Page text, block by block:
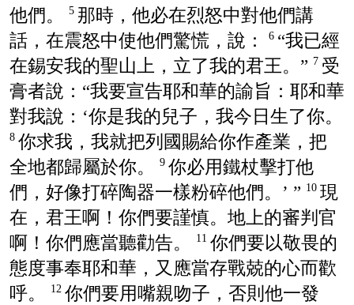
他們。
5 那時，他必在烈怒中對他們講
話，在震怒中使他們驚慌，說：
6 “我已經
在錫安我的聖山上，立了我的君王。” 7 受
膏者說：“我要宣告耶和華的諭旨：耶和華
對我說：‘你是我的兒子，我今日生了你。
8 你求我，我就把列國賜給你作產業，把
全地都歸屬於你。
9 你必用鐵杖擊打他
們，好像打碎陶器一樣粉碎他們。’ ” 10 現
在，君王啊！你們要謹慎。地上的審判官
啊！你們應當聽勸告。
11 你們要以敬畏的
態度事奉耶和華，又應當存戰兢的心而歡
呼。
12 你們要用嘴親吻子，否則他一發